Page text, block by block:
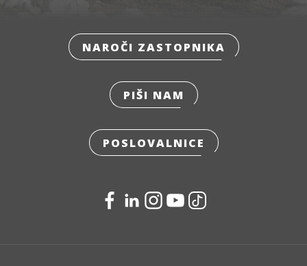
NAROČI ZASTOPNIKA
PIŠI NAM
POSLOVALNICE